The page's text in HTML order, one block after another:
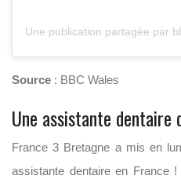
Une publication partagée par
Source : BBC Wales
Une assistante dentaire
France 3 Bretagne a mis en
assistante dentaire en France